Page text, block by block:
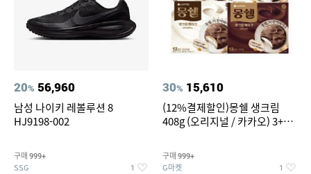
20% 56,960
남성 나이키 레볼루션 8
HJ9198-002
구매 999+
SSG 1
30% 15,610
(12%결제할인)몽쉘 생크림
408g (오리지널 / 카카오) 3+1
구매 999+
G마켓 1